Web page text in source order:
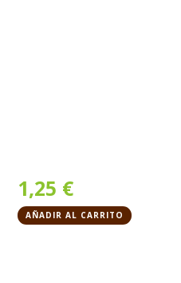
1,25 €
AÑADIR AL CARRITO